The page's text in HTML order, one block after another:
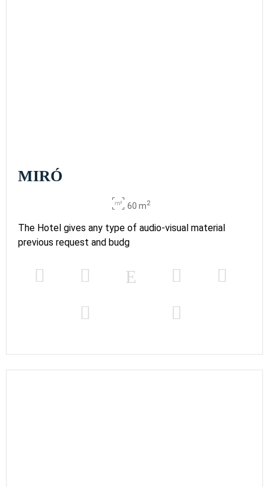
MIRÓ
60 m2
The Hotel gives any type of audio-visual material
previous request and budg